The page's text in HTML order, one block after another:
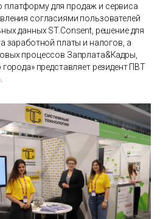
для продаж и сервиса
согласиями пользователей
данных ST.Consent, решение для
заработной платы и налогов, а
процессов Запрлата&Кадры,
представляет резидент ПВТ
.